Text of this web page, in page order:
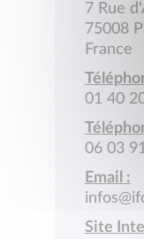
7 Rue
75008
France
01 40
06 03
Email :
Site